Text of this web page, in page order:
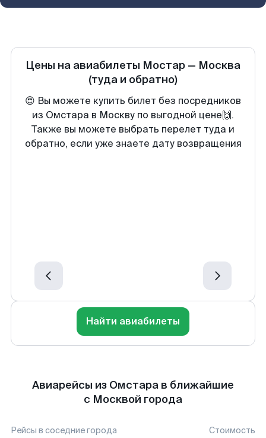
Цены на авиабилеты Мостар — Москва
(туда и обратно)
😍 Вы можете купить билет без посредников
из Омстара в Москву по выгодной цене🙌.
Также вы можете выбрать перелет туда и
обратно, если уже знаете дату возвращения
Найти авиабилеты
Авиарейсы из Омстара в ближайшие
с Москвой города
Рейсы в соседние города Стоимость